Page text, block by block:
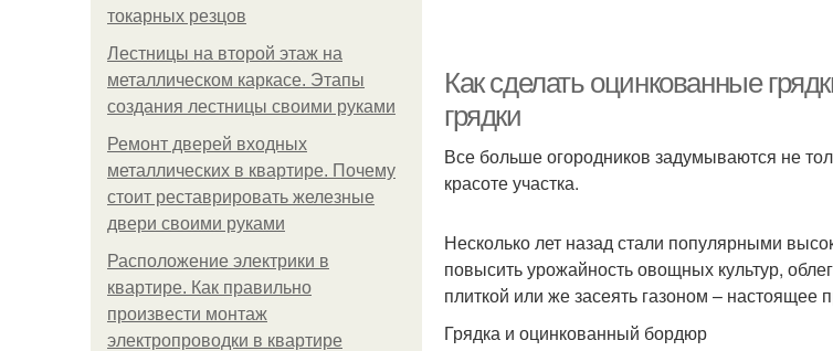
токарных резцов
Лестницы на второй этаж на
металлическом каркасе. Этапы
создания лестницы своими руками
Ремонт дверей входных
металлических в квартире. Почему
стоит реставрировать железные
двери своими руками
Расположение электрики в
квартире. Как правильно
произвести монтаж
электропроводки в квартире
отходов
Грядки из подручных
материалов
Грядки на
Ограждение для грядок
Грядки из
Как сделать оцинкованные
грядки
Все больше огородников задумываются не
красоте участка.
Несколько лет назад стали популярными
повысить урожайность овощных культур,
плиткой или же засеять газоном – настоящее
Грядка и оцинкованный бордюр